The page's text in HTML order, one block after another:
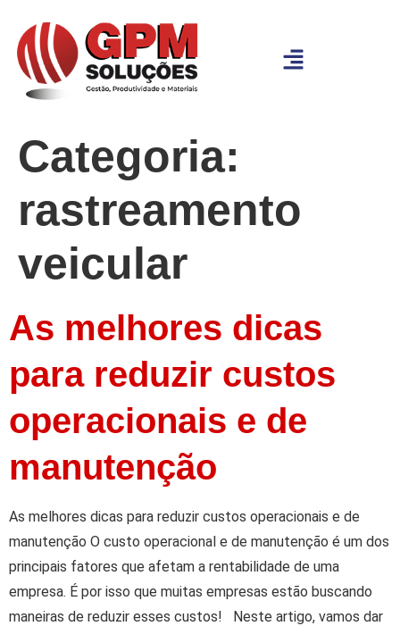
Categoria:
rastreamento
veicular
As melhores dicas
para reduzir custos
operacionais e de
manutenção
As melhores dicas para reduzir custos operacionais e de
manutenção O custo operacional e de manutenção é um dos
principais fatores que afetam a rentabilidade de uma
empresa. É por isso que muitas empresas estão buscando
maneiras de reduzir esses custos! Neste artigo, vamos dar